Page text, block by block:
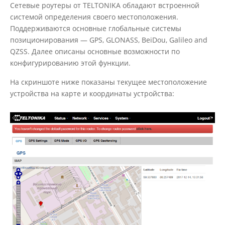
Сетевые роутеры от TELTONIKA обладают встроенной
системой определения своего местоположения.
Поддерживаются основные глобальные системы
позиционирования — GPS, GLONASS, BeiDou, Galileo and
QZSS. Далее описаны основные возможности по
конфигурированию этой функции.
На скриншоте ниже показаны текущее местоположение
устройства на карте и координаты устройства: